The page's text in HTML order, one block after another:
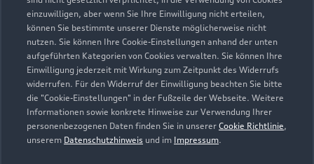
einzuwilligen, aber wenn Sie Ihre Einwilligung nicht erteilen,
können Sie bestimmte unserer Dienste möglicherweise nicht
nutzen. Sie können Ihre Cookie-Einstellungen anhand der unten
aufgeführten Kategorien von Cookies verwalten. Sie können Ihre
Einwilligung jederzeit mit Wirkung zum Zeitpunkt des Widerrufs
widerrufen. Für den Widerruf der Einwilligung beachten Sie bitte
die "Cookie-Einstellungen" in der Fußzeile der Webseite. Weitere
Informationen sowie konkrete Hinweise zur Verwendung Ihrer
personenbezogenen Daten finden Sie in unserer Cookie Richtlinie,
unserem Datenschutzhinweis und im Impressum.
Öffnungszeiten
Öffnungszeiten Service
Geschlossen,öffnet amMontag 06:30